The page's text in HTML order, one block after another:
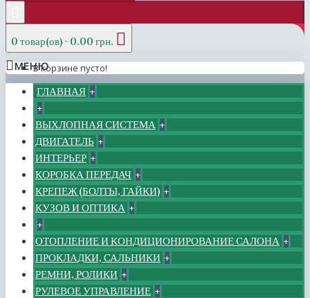
0 товар(ов) - 0.00 грн.
В корзине пусто!
МЕНЮ
ГЛАВНАЯ +
+
ВЫХЛОПНАЯ СИСТЕМА +
ДВИГАТЕЛЬ +
ИНТЕРЬЕР +
КОРОБКА ПЕРЕДАЧ +
КРЕПЕЖ (БОЛТЫ, ГАЙКИ) +
КУЗОВ И ОПТИКА +
+
ОТОПЛЕНИЕ И КОНДИЦИОНИРОВАНИЕ САЛОНА +
ПРОКЛАДКИ, САЛЬНИКИ +
РЕМНИ, РОЛИКИ +
РУЛЕВОЕ УПРАВЛЕНИЕ +